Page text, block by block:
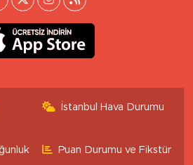
İstanbul Hava Durumu
Puan Durumu ve Fikstür